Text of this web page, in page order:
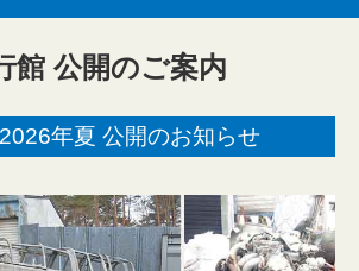
館 公開のご案内
年夏 公開のお知らせ